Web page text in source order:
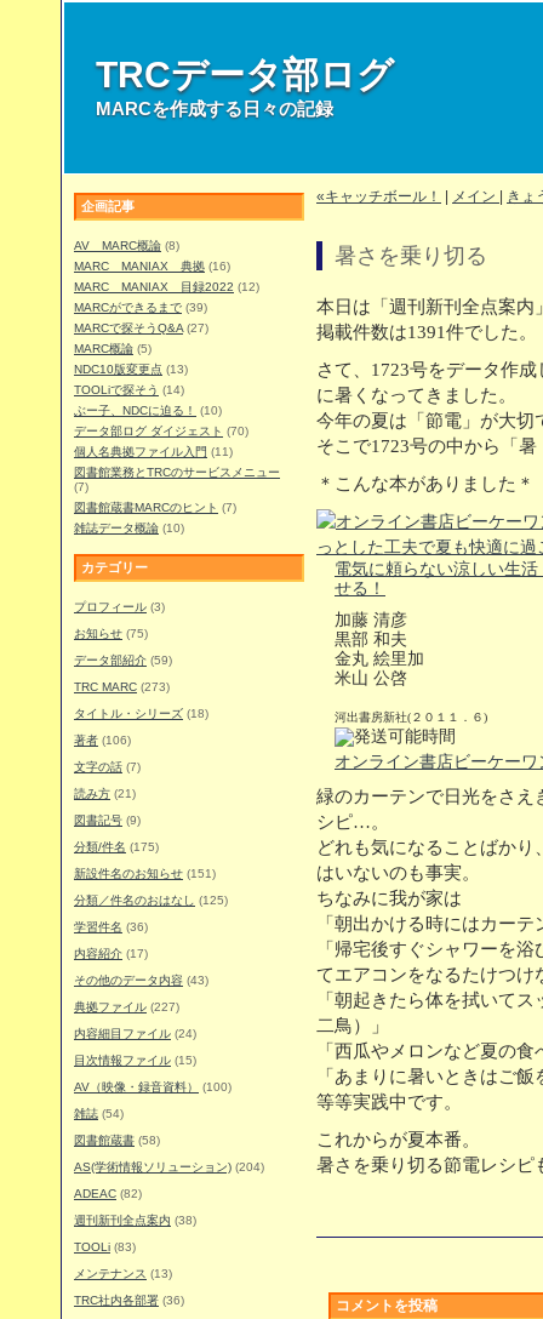
TRCデータ部ログ
MARCを作成する日々の記録
企画記事
AV MARC概論 (8)
MARC MANIAX 典拠 (16)
MARC MANIAX 目録2022 (12)
MARCができるまで (39)
MARCで探そうQ&A (27)
MARC概論 (5)
NDC10版変更点 (13)
TOOLiで探そう (14)
ぶー子、NDCに迫る！
(10)
データ部ログ ダイジェスト (70)
個人名典拠ファイル入門 (11)
図書館業務とTRCのサービスメニュー
(7)
図書館蔵書MARCのヒント (7)
雑誌データ概論 (10)
カテゴリー
プロフィール (3)
お知らせ (75)
データ部紹介 (59)
TRC MARC (273)
タイトル・シリーズ (18)
著者 (106)
文字の話 (7)
読み方 (21)
図書記号 (9)
分類/件名 (175)
新設件名のお知らせ (151)
分類／件名のおはなし
(125)
学習件名 (36)
内容紹介 (17)
その他のデータ内容 (43)
典拠ファイル (227)
内容細目ファイル (24)
目次情報ファイル (15)
AV（映像・録音資料）
(100)
雑誌 (54)
図書館蔵書 (58)
AS(学術情報ソリューション) (204)
ADEAC (82)
週刊新刊全点案内 (38)
TOOLi (83)
メンテナンス (13)
TRC社内各部署 (36)
«キャッチボール！ メイン きょ
暑さを乗り切る
本日は「週刊新刊全点案内
掲載件数は1391件でした。
さて、1723号をデータ作
に暑くなってきました。
今年の夏は「節電」が大切
そこで1723号の中から「
＊こんな本がありました＊
電気に頼らない涼しい生
せる！
加藤 清彦
黒部 和夫
金丸 絵里加
米山 公啓
河出書房新社(２０１１．６)
オンライン書店ビーケー
緑のカーテンで日光をさえ
シピ…。
どれも気になることばか
はいないのも事実。
ちなみに我が家は
「朝出かける時にはカー
「帰宅後すぐシャワーを
てエアコンをなるたけつけ
「朝起きたら体を拭いて
二鳥）」
「西瓜やメロンなど夏の
「あまりに暑いときはご
等等実践中です。
これからが夏本番。
暑さを乗り切る節電レシピ
コメントを投稿